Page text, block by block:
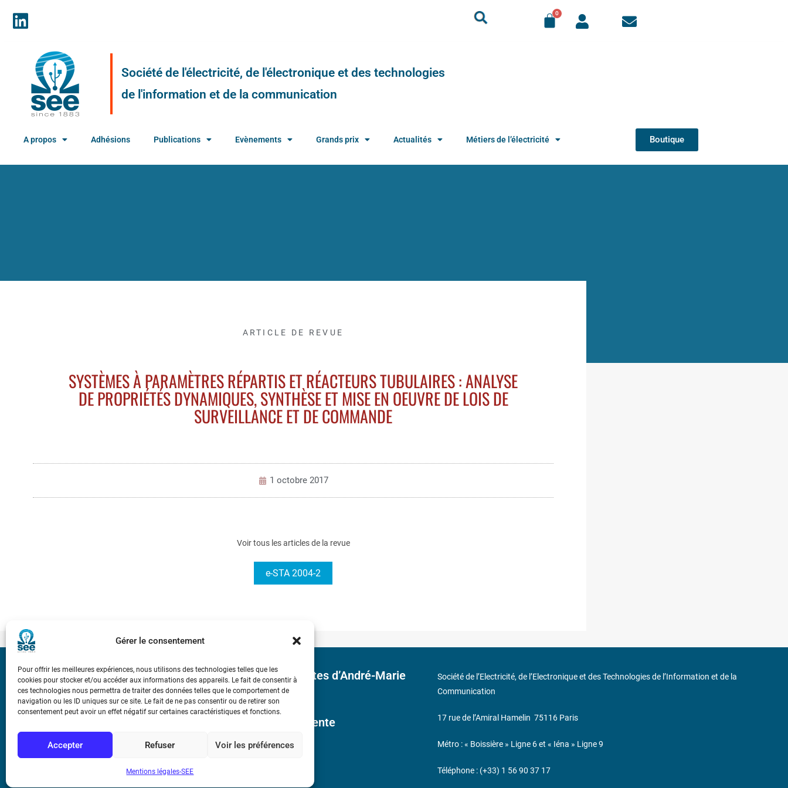
Gérer le consentement
Pour offrir les meilleures expériences, nous utilisons des technologies telles que les
cookies pour stocker et/ou accéder aux informations des appareils. Le fait de consentir à
ces technologies nous permettra de traiter des données telles que le comportement de
navigation ou les ID uniques sur ce site. Le fait de ne pas consentir ou de retirer son
consentement peut avoir un effet négatif sur certaines caractéristiques et fonctions.
Accepter Refuser Voir les préférences
Mentions légales-SEE
Société de l'électricité, de l'électronique et des technologies
de l'information et de la communication
A propos Adhésions Publications Evènements Grands prix Actualités Métiers de l’électricité Boutique
ARTICLE DE REVUE
SYSTÈMES À PARAMÈTRES RÉPARTIS ET RÉACTEURS TUBULAIRES : ANALYSE
DE PROPRIÉTÉS DYNAMIQUES, SYNTHÈSE ET MISE EN OEUVRE DE LOIS DE
SURVEILLANCE ET DE COMMANDE
1 octobre 2017
Voir tous les articles de la revue
e-STA 2004-2
Bicentenaire des découvertes d’André-Marie
Ampère
Conditions Générales de Vente
Société de l’Electricité, de l’Electronique et des Technologies de l’Information et de la
Communication
17 rue de l’Amiral Hamelin 75116 Paris
Métro : « Boissière » Ligne 6 et « Iéna » Ligne 9
Téléphone : (+33) 1 56 90 37 17